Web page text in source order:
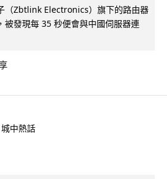
（Zbtlink Electronics）旗下的路由器
被發現每 35 秒便會與中國伺服器連
城中熱話